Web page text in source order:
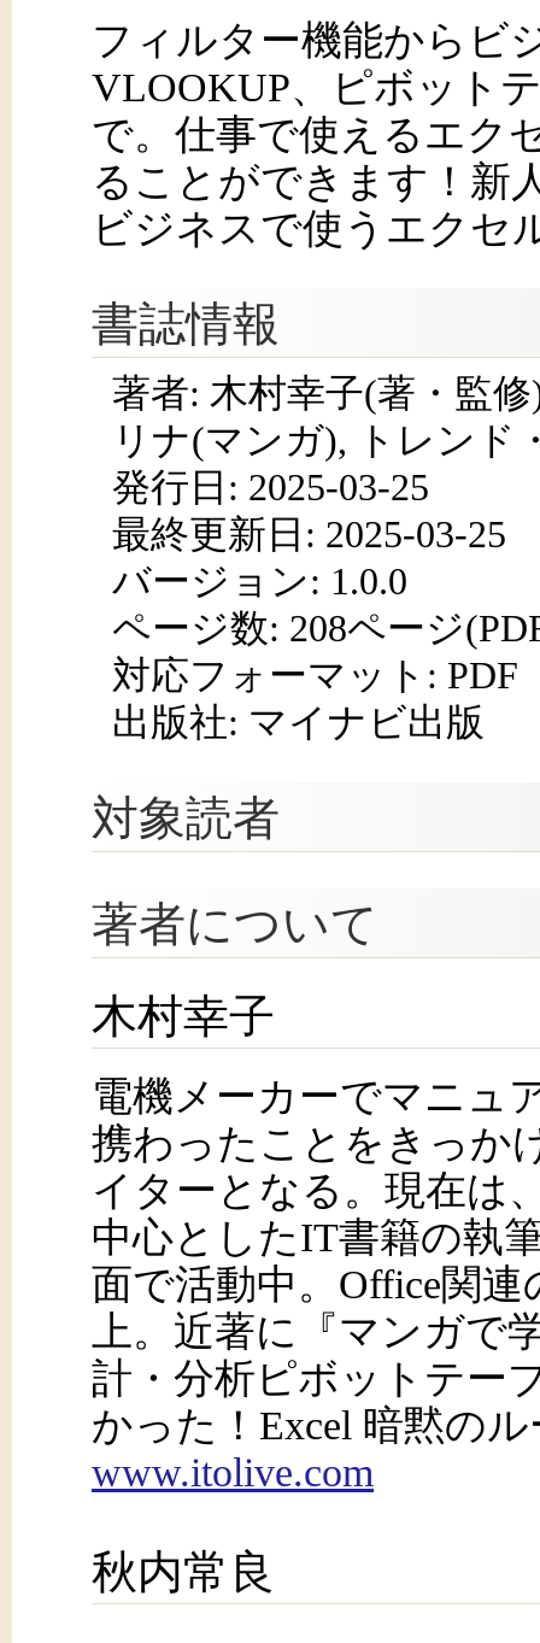
フィルター機能からビ
VLOOKUP、ピボット
で。仕事で使えるエク
ることができます！新
ビジネスで使うエクセ
書誌情報
著者: 木村幸子(著・監
リナ(マンガ), トレンド
発行日: 2025-03-25
最終更新日: 2025-03-25
バージョン: 1.0.0
ページ数: 208ページ
対応フォーマット: PDF
出版社: マイナビ出版
対象読者
著者について
木村幸子
電機メーカーでマニュ
携わったことをきっか
イターとなる。現在は
中心としたIT書籍の執
面で活動中。Office関連
上。近著に『マンガ
計・分析ピボットテー
かった！Excel 暗黙の
www.itolive.com
秋内常良